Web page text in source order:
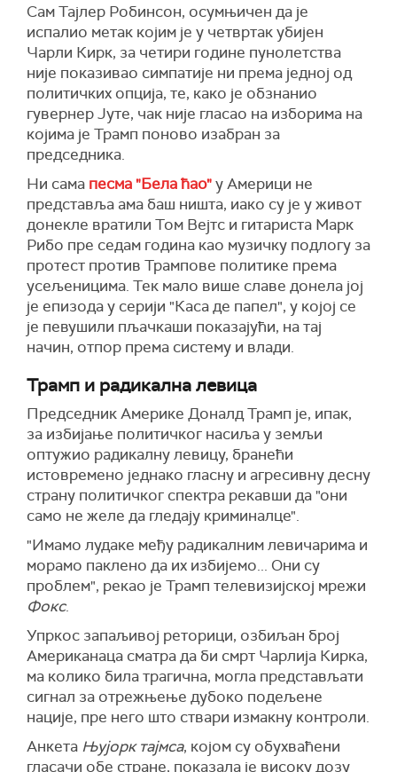
Сам Тајлер Робинсон, осумњичен да је
испалио метак којим је у четвртак убијен
Чарли Кирк, за четири године пунолетства
није показивао симпатије ни према једној од
политичких опција, те, како је обзнанио
гувернер Јуте, чак није гласао на изборима на
којима је Трамп поново изабран за
председника.
Ни сама песма "Бела ћао"у Америци не
представља ама баш ништа, иако су је у живот
донекле вратили Том Вејтс и гитариста Марк
Рибо пре седам година као музичку подлогу за
протест против Трампове политике према
усељеницима. Тек мало више славе донела јој
је епизода у серији "Каса де папел", у којој се
је певушили пљачкаши показајући, на тај
начин, отпор према систему и влади.
Трамп и радикална левица
Председник Америке Доналд Трамп је, ипак,
за избијање политичког насиља у земљи
оптужио радикалну левицу, бранећи
истовремено једнако гласну и агресивну десну
страну политичког спектра рекавши да "они
само не желе да гледају криминалце".
"Имамо лудаке међу радикалним левичарима и
морамо паклено да их избијемо... Они су
проблем", рекао је Трамп телевизијској мрежи
Фокс.
Упркос запаљивој реторици, озбиљан број
Американаца сматра да би смрт Чарлија Кирка,
ма колико била трагична, могла представљати
сигнал за отрежњење дубоко подељене
нације, пре него што ствари измакну контроли.
Анкета Њујорк тајмса, којом су обухваћени
гласачи обе стране, показала је високу дозу